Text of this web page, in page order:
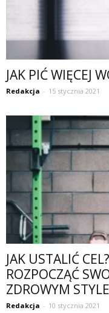
JAK PIĆ WIĘCEJ
Redakcja - 15 stycznia 2021
JAK USTALIĆ
ROZPOCZĄĆ
ZDROWYM
Redakcja - 10 stycznia 2021